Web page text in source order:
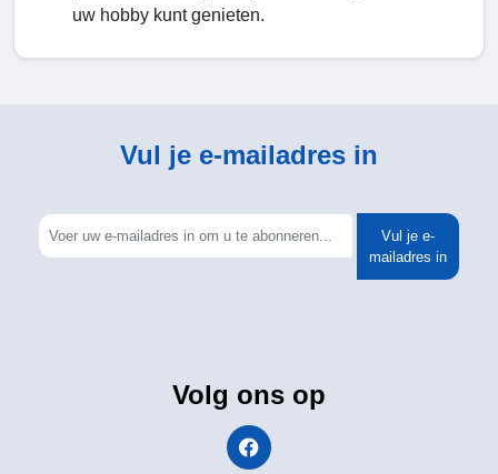
uw hobby kunt genieten.
Vul je e-mailadres in
Vul je e-
mailadres in
Volg ons op